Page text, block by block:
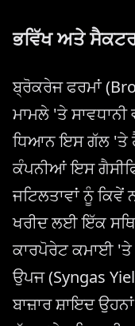
ਭਵਿੱਖ ਅਤੇ ਸੈਕਟਰ
ਬ੍ਰੋਕਰੇਜ ਫਰਮਾਂ
ਮਾਮਲੇ 'ਤੇ
ਧਿਆਨ ਇਸ ਗੱਲ 'ਤੇ
ਕੰਪਨੀਆਂ ਇਸ
ਜਟਿਲਤਾਵਾਂ ਨੂੰ ਕਿਵੇਂ
ਖਰੀਦ ਲਈ ਇੱਕ
ਕਾਰਪੋਰੇਟ ਕਮਾਈ 'ਤੇ
ਉਪਜ (Syngas
ਬਾਜ਼ਾਰ ਸ਼ਾਇਦ